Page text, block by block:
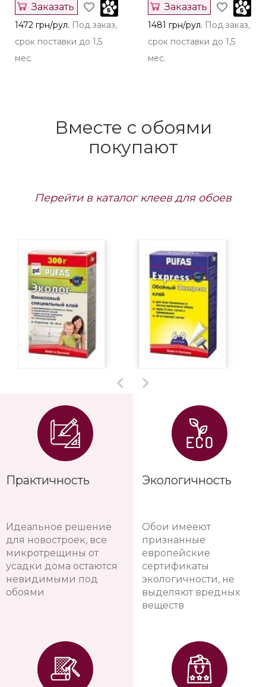
Заказать
1472 грн/рул. Под заказ,
срок поставки до 1,5
мес.
Заказать
1481 грн/рул. Под заказ,
срок поставки до 1,5
мес.
Вместе с обоями
покупают
Перейти в каталог клеев для обоев
Практичность
Идеальное решение
для новостроек, все
микротрещины от
усадки дома остаются
невидимыми под
обоями
Экологичность
Обои имееют
признанные
европейские
сертификаты
экологичности, не
выделяют вредных
веществ